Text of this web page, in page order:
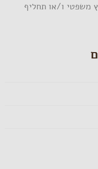
משפטי ו/או תחליף